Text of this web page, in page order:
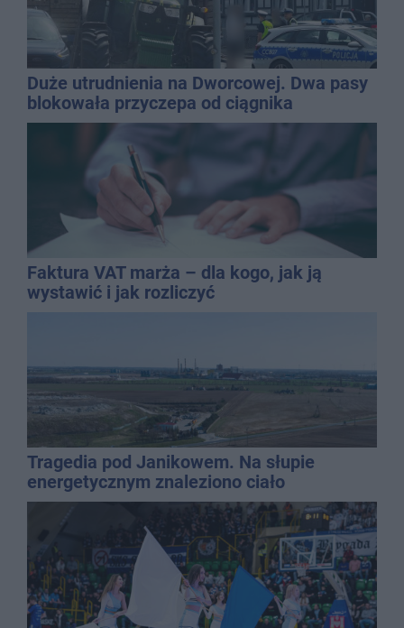
Duże utrudnienia na Dworcowej. Dwa pasy
blokowała przyczepa od ciągnika
Faktura VAT marża – dla kogo, jak ją
wystawić i jak rozliczyć
Tragedia pod Janikowem. Na słupie
energetycznym znaleziono ciało
mężczyzny